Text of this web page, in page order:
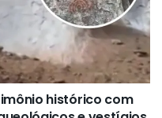
histórico com